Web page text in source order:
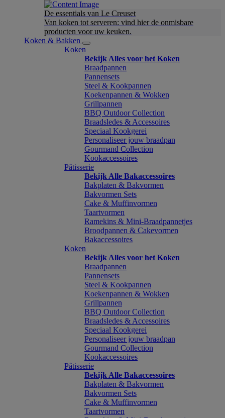
De essentials van Le Creuset
Van koken tot serveren: vind hier de onmisbare
producten voor uw keuken.
Koken & Bakken
Koken
Bekijk Alles voor het Koken
Braadpannen
Pannensets
Steel & Kookpannen
Koekenpannen & Wokken
Grillpannen
BBQ Outdoor Collection
Braadsledes & Accessoires
Speciaal Kookgerei
Personaliseer jouw braadpan
Gourmand Collection
Kookaccessoires
Pâtisserie
Bekijk Alle Bakaccessoires
Bakplaten & Bakvormen
Bakvormen Sets
Cake & Muffinvormen
Taartvormen
Ramekins & Mini-Braadpannetjes
Broodpannen & Cakevormen
Bakaccessoires
Koken
Bekijk Alles voor het Koken
Braadpannen
Pannensets
Steel & Kookpannen
Koekenpannen & Wokken
Grillpannen
BBQ Outdoor Collection
Braadsledes & Accessoires
Speciaal Kookgerei
Personaliseer jouw braadpan
Gourmand Collection
Kookaccessoires
Pâtisserie
Bekijk Alle Bakaccessoires
Bakplaten & Bakvormen
Bakvormen Sets
Cake & Muffinvormen
Taartvormen